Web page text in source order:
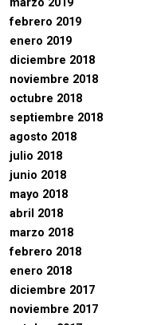
marzo 2019
febrero 2019
enero 2019
diciembre 2018
noviembre 2018
octubre 2018
septiembre 2018
agosto 2018
julio 2018
junio 2018
mayo 2018
abril 2018
marzo 2018
febrero 2018
enero 2018
diciembre 2017
noviembre 2017